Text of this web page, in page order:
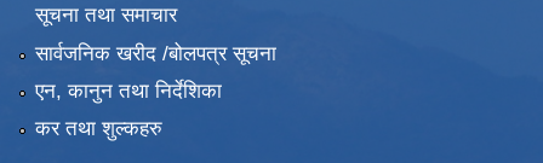
सूचना तथा समाचार
सार्वजनिक खरीद /बोलपत्र सूचना
एन, कानुन तथा निर्देशिका
कर तथा शुल्कहरु